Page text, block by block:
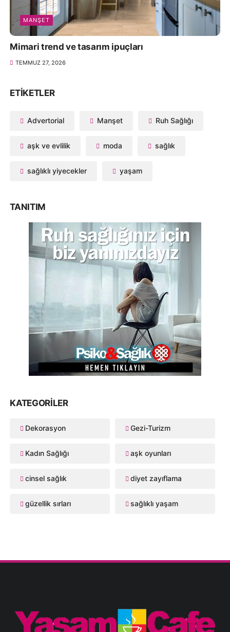
MANŞET
Mimari trend ve tasarım ipuçları
TEMMUZ 27, 2026
ETIKETLER
Advertorial Manşet Ruh Sağlığı
aşk ve evlilik moda sağlık
sağlıklı yiyecekler yaşam
TANITIM
KATEGORILER
Dekorasyon Gezi-Turizm
Kadın Sağlığı aşk oyunları
cinsel sağlık diyet zayıflama
güzellik sırları sağlıklı yaşam